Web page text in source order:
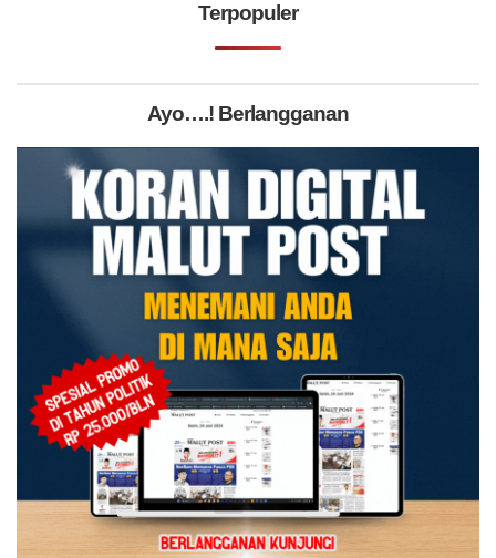
Terpopuler
Ayo….! Berlangganan